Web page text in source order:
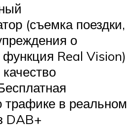
(съемка поездки,
о
функция Real Vision)
в реальном
DAB+